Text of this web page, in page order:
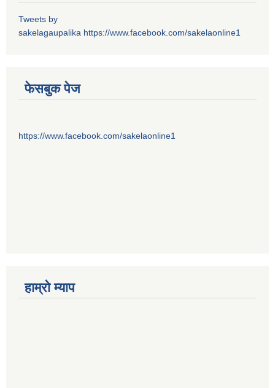
Tweets by
sakelagaupalika https://www.facebook.com/sakelaonline1
फेसबुक पेज
https://www.facebook.com/sakelaonline1
हाम्राे म्याप